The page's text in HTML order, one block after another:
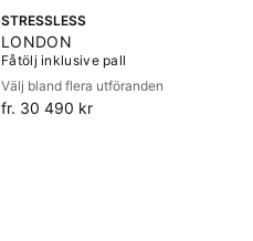
STRESSLESS
LONDON
Fåtölj inklusive pall
Välj bland flera utföranden
fr. 30 490 kr